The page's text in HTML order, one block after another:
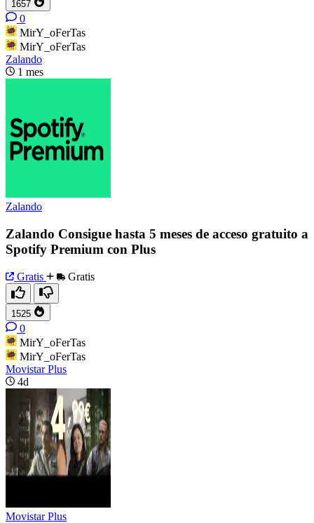
1657
0
MirY_oFerTas
MirY_oFerTas
Zalando
1 mes
Zalando
Zalando Consigue hasta 5 meses de acceso gratuito a
Spotify Premium con Plus
Gratis Gratis
1525
0
MirY_oFerTas
MirY_oFerTas
Movistar Plus
4d
Movistar Plus